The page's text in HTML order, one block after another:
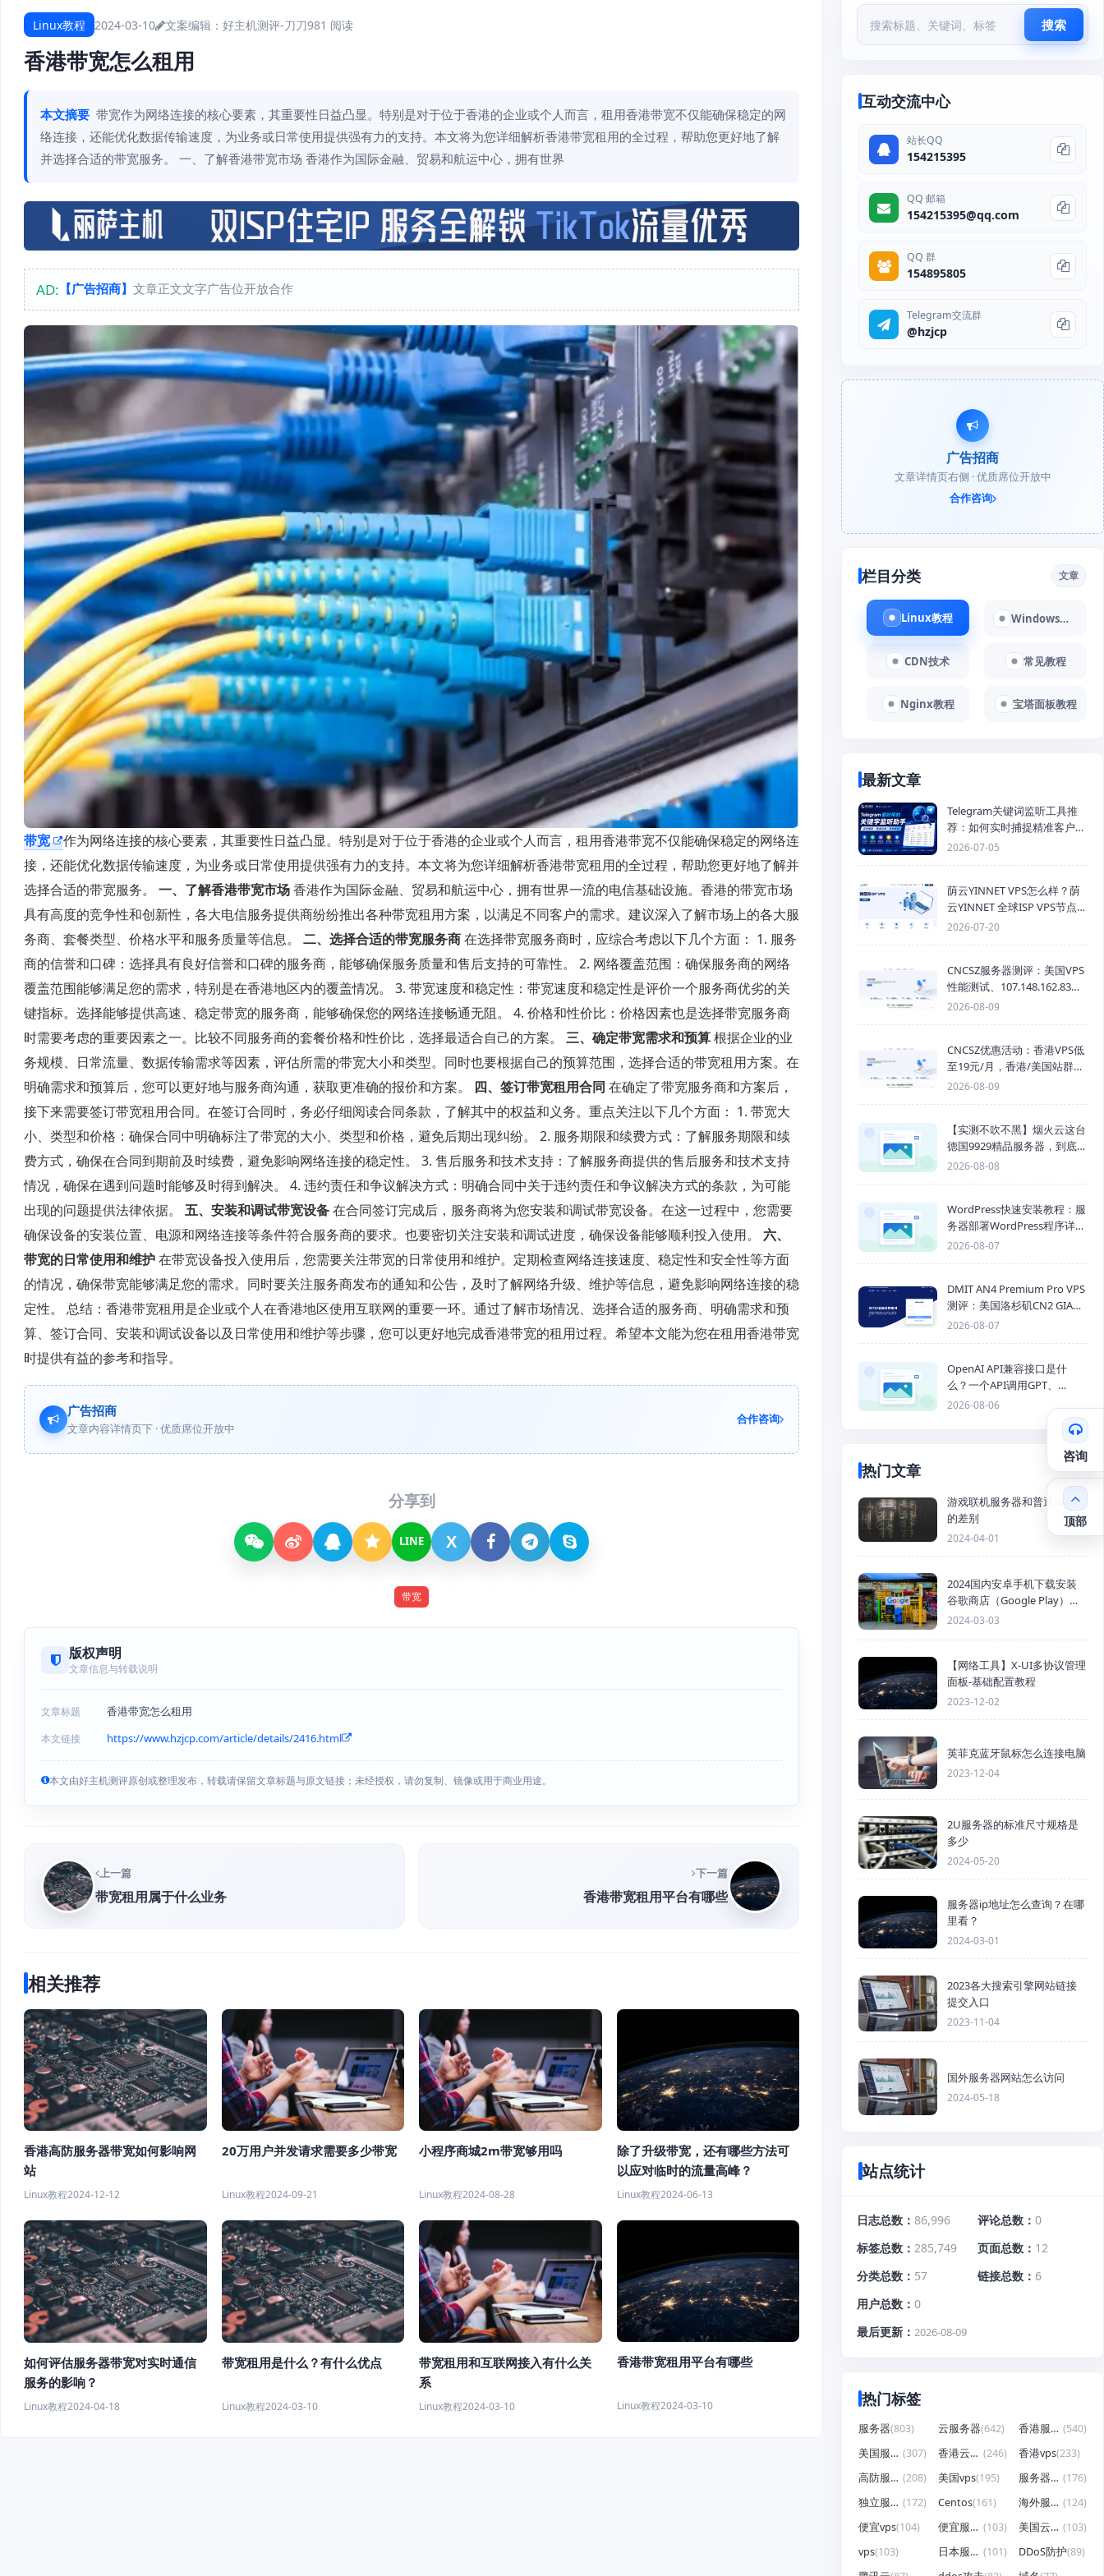
Linux教程 2024-03-10 文案编辑：好主机测评-刀刀981 阅读
香港带宽怎么租用
本文摘要 带宽作为网络连接的核心要素，其重要性日益凸显。特别是对于位于香港的企业或个人而言，租用香港带宽不仅能确保稳定的网
络连接，还能优化数据传输速度，为业务或日常使用提供强有力的支持。本文将为您详细解析香港带宽租用的全过程，帮助您更好地了解
并选择合适的带宽服务。 一、了解香港带宽市场 香港作为国际金融、贸易和航运中心，拥有世界
AD: 【广告招商】 文章正文文字广告位开放合作
带宽
作为网络连接的核心要素，其重要性日益凸显。特别是对于位于香港的企业或个人而言，租用香港带宽不仅能确保稳定的网络连
接，还能优化数据传输速度，为业务或日常使用提供强有力的支持。本文将为您详细解析香港带宽租用的全过程，帮助您更好地了解并
选择合适的带宽服务。 一、了解香港带宽市场香港作为国际金融、贸易和航运中心，拥有世界一流的电信基础设施。香港的带宽市场
具有高度的竞争性和创新性，各大电信服务提供商纷纷推出各种带宽租用方案，以满足不同客户的需求。建议深入了解市场上的各大服
务商、套餐类型、价格水平和服务质量等信息。 二、选择合适的带宽服务商在选择带宽服务商时，应综合考虑以下几个方面： 1. 服务
商的信誉和口碑：选择具有良好信誉和口碑的服务商，能够确保服务质量和售后支持的可靠性。 2. 网络覆盖范围：确保服务商的网络
覆盖范围能够满足您的需求，特别是在香港地区内的覆盖情况。 3. 带宽速度和稳定性：带宽速度和稳定性是评价一个服务商优劣的关
键指标。选择能够提供高速、稳定带宽的服务商，能够确保您的网络连接畅通无阻。 4. 价格和性价比：价格因素也是选择带宽服务商
时需要考虑的重要因素之一。比较不同服务商的套餐价格和性价比，选择最适合自己的方案。 三、确定带宽需求和预算根据企业的业
务规模、日常流量、数据传输需求等因素，评估所需的带宽大小和类型。同时也要根据自己的预算范围，选择合适的带宽租用方案。在
明确需求和预算后，您可以更好地与服务商沟通，获取更准确的报价和方案。 四、签订带宽租用合同 在确定了带宽服务商和方案后，
接下来需要签订带宽租用合同。在签订合同时，务必仔细阅读合同条款，了解其中的权益和义务。重点关注以下几个方面： 1. 带宽大
小、类型和价格：确保合同中明确标注了带宽的大小、类型和价格，避免后期出现纠纷。 2. 服务期限和续费方式：了解服务期限和续
费方式，确保在合同到期前及时续费，避免影响网络连接的稳定性。 3. 售后服务和技术支持：了解服务商提供的售后服务和技术支持
情况，确保在遇到问题时能够及时得到解决。 4. 违约责任和争议解决方式：明确合同中关于违约责任和争议解决方式的条款，为可能
出现的问题提供法律依据。 五、安装和调试带宽设备在合同签订完成后，服务商将为您安装和调试带宽设备。在这一过程中，您需要
确保设备的安装位置、电源和网络连接等条件符合服务商的要求。也要密切关注安装和调试进度，确保设备能够顺利投入使用。 六、
带宽的日常使用和维护在带宽设备投入使用后，您需要关注带宽的日常使用和维护。定期检查网络连接速度、稳定性和安全性等方面
的情况，确保带宽能够满足您的需求。同时要关注服务商发布的通知和公告，及时了解网络升级、维护等信息，避免影响网络连接的稳
定性。 总结：香港带宽租用是企业或个人在香港地区使用互联网的重要一环。通过了解市场情况、选择合适的服务商、明确需求和预
算、签订合同、安装和调试设备以及日常使用和维护等步骤，您可以更好地完成香港带宽的租用过程。希望本文能为您在租用香港带宽
时提供有益的参考和指导。
广告招商
文章内容详情页下 · 优质席位开放中
合作咨询
分享到
LINE X
带宽
版权声明
文章信息与转载说明
文章标题 香港带宽怎么租用
本文链接 https://www.hzjcp.com/article/details/2416.html
本文由好主机测评原创或整理发布，转载请保留文章标题与原文链接；未经授权，请勿复制、镜像或用于商业用途。
上一篇
带宽租用属于什么业务
下一篇
香港带宽租用平台有哪些
相关推荐
香港高防服务器带宽如何影响网
站
Linux教程2024-12-12
20万用户并发请求需要多少带宽
Linux教程2024-09-21
小程序商城2m带宽够用吗
Linux教程2024-08-28
除了升级带宽，还有哪些方法可
以应对临时的流量高峰？
Linux教程2024-06-13
如何评估服务器带宽对实时通信
服务的影响？
Linux教程2024-04-18
带宽租用是什么？有什么优点
Linux教程2024-03-10
带宽租用和互联网接入有什么关
系
Linux教程2024-03-10
香港带宽租用平台有哪些
Linux教程2024-03-10
搜索
互动交流中心
站长QQ
154215395
QQ 邮箱
154215395@qq.com
QQ 群
154895805
Telegram交流群
@hzjcp
广告招商
文章详情页右侧 · 优质席位开放中
合作咨询
栏目分类 文章
Linux教程 Windows教程
CDN技术 常见教程
Nginx教程 宝塔面板教程
最新文章
Telegram关键词监听工具推
荐：如何实时捕捉精准客户，
提高获客效率？
2026-07-05
荫云YINNET VPS怎么样？荫
云YINNET 全球ISP VPS节点
与双ISP 服务器推荐
2026-07-20
CNCSZ服务器测评：美国VPS
性能测试、107.148.162.83线
路测速与网络评测
2026-08-09
CNCSZ优惠活动：香港VPS低
至19元/月，香港/美国站群服
务器首月半价，物理机399元/
2026-08-09
【实测不吹不黑】烟火云这台
德国9929精品服务器，到底
能不能打？
2026-08-08
WordPress快速安装教程：服
务器部署WordPress程序详细
步骤
2026-08-07
DMIT AN4 Premium Pro VPS
测评：美国洛杉矶CN2 GIA三
网优化线路性能测试
2026-08-07
OpenAI API兼容接口是什
么？一个API调用GPT、
Claude、Gemini、DeepSeek
2026-08-06
热门文章
游戏联机服务器和普通服务器
的差别
2024-04-01
2024国内安卓手机下载安装
谷歌商店（Google Play）详
细步骤
2024-03-03
【网络工具】X-UI多协议管理
面板-基础配置教程
2023-12-02
英菲克蓝牙鼠标怎么连接电脑
2023-12-04
2U服务器的标准尺寸规格是
多少
2024-05-20
服务器ip地址怎么查询？在哪
里看？
2024-03-01
2023各大搜索引擎网站链接
提交入口
2023-11-04
国外服务器网站怎么访问
2024-05-18
站点统计
日志总数 86,996 评论总数
0
标签总数
285,749 页面总数
12
分类总数
57 链接总数
6
用户总数
0
最后更新
2026-08-09
热门标签
服务器(803) 云服务器(642) 香港服务器 (540)
美国服务器 (307) 香港云服务器 (246) 香港vps(233)
高防服务器 (208) 美国vps(195) 服务器租用 (176)
独立服务器 (172) Centos(161) 海外服务器 (124)
便宜vps(104) 便宜服务器 (103) 美国云服务器 (103)
vps(103) 日本服务器 (101) DDoS防护(89)
咨询
顶部